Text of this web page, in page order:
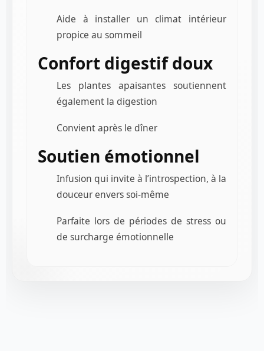
Aide à installer un climat intérieur
propice au sommeil
Confort digestif doux
Les plantes apaisantes soutiennent
également la digestion
Convient après le dîner
Soutien émotionnel
Infusion qui invite à l’introspection, à la
douceur envers soi-même
Parfaite lors de périodes de stress ou
de surcharge émotionnelle